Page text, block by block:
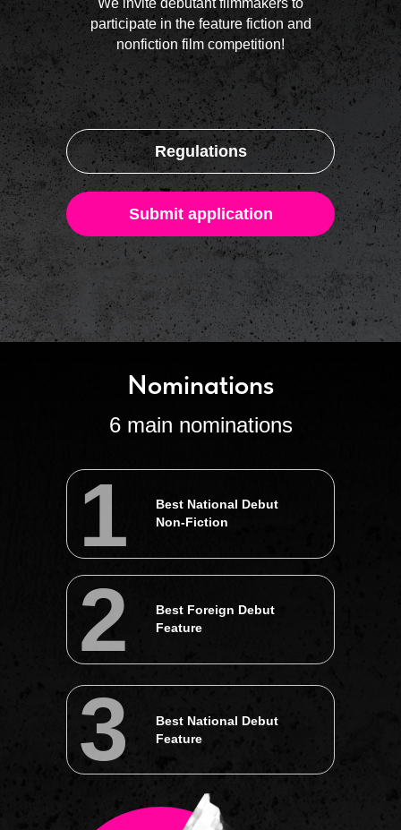
Номинации
2
1
6 основных номинаций
We invite debutant filmmakers to
participate in the feature fiction and
nonfiction film competition!
Submit application
Manifesto
Regulations
Best Foreign Debut
Feature
Best National Debut
Feature
Nominations
2
Best National Debut
Non-Fiction
3
1
6 main nominations
Pyrite stone is a symbol of the Urals and the
Sverdlovsk Film Studio